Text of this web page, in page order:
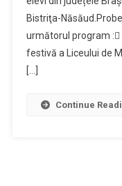
Bistriţa-
următorul program :
festivă a Liceului de
[…]
Continue